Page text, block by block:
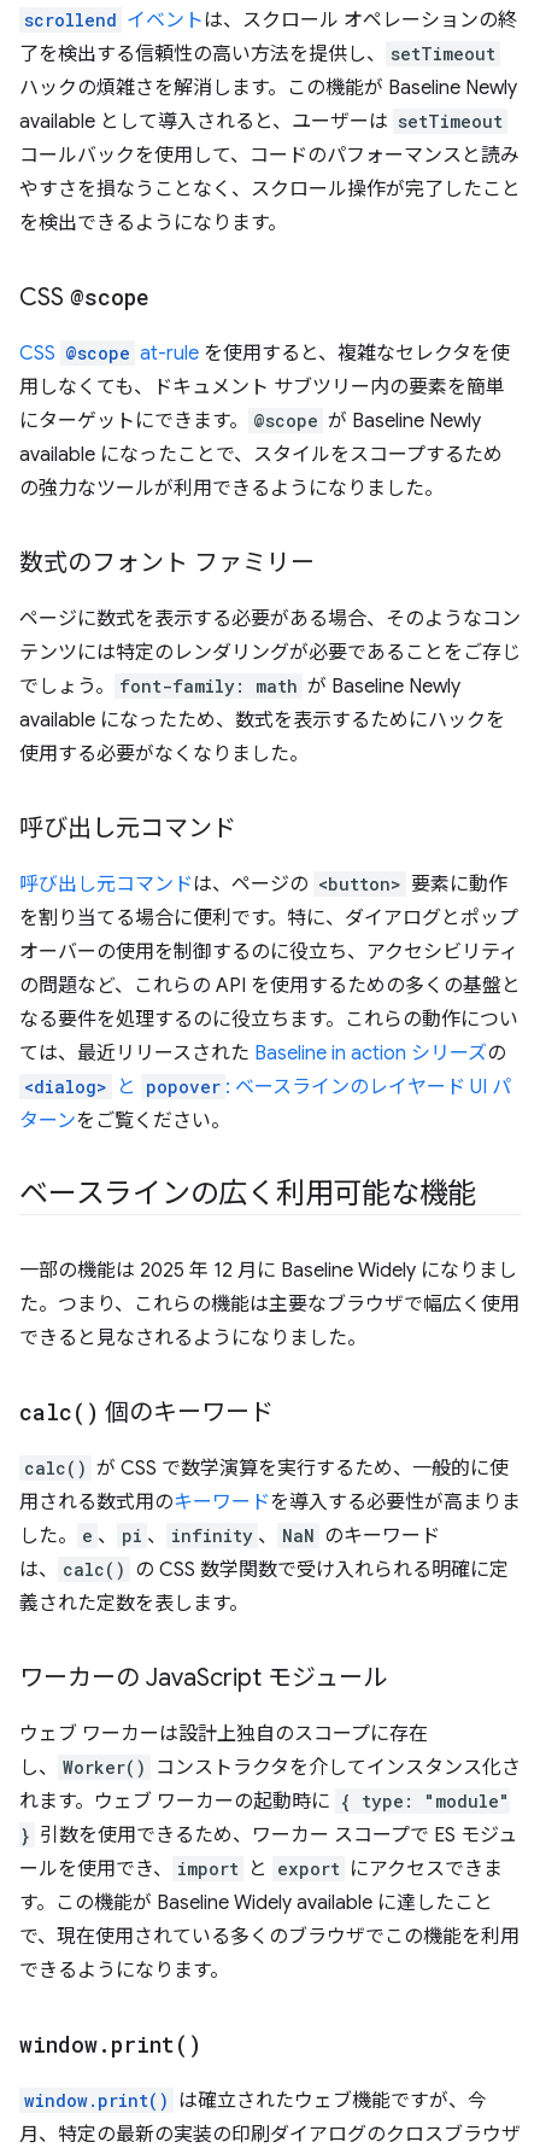
scrollend イベントは、スクロール オペレーションの終
了を検出する信頼性の高い方法を提供し、
setTimeout
ハックの煩雑さを解消します。この機能が Baseline Newly
available として導入されると、ユーザーは setTimeout
コールバックを使用して、コードのパフォーマンスと読み
やすさを損なうことなく、スクロール操作が完了したこと
を検出できるようになります。
CSS @scope
CSS @scope at-rule を使用すると、複雑なセレクタを使
用しなくても、ドキュメント サブツリー内の要素を簡単
にターゲットにできます。
@scope が Baseline Newly
available になったことで、スタイルをスコープするため
の強力なツールが利用できるようになりました。
数式のフォント ファミリー
ページに数式を表示する必要がある場合、そのようなコン
テンツには特定のレンダリングが必要であることをご存じ
でしょう。
font-family: math が Baseline Newly
available になったため、数式を表示するためにハックを
使用する必要がなくなりました。
呼び出し元コマンド
呼び出し元コマンドは、ページの <button> 要素に動作
を割り当てる場合に便利です。特に、ダイアログとポップ
オーバーの使用を制御するのに役立ち、アクセシビリティ
の問題など、これらの API を使用するための多くの基盤と
なる要件を処理するのに役立ちます。これらの動作につい
ては、最近リリースされた Baseline in action シリーズの
<dialog> と popover : ベースラインのレイヤード UI パ
ターンをご覧ください。
ベースラインの広く利用可能な機能
一部の機能は 2025 年 12 月に Baseline Widely になりまし
た。つまり、これらの機能は主要なブラウザで幅広く使用
できると見なされるようになりました。
calc( ) 個のキーワード
calc() が CSS で数学演算を実行するため、一般的に使
用される数式用のキーワードを導入する必要性が高まりま
した。
e 、 pi 、 infinity 、 NaN のキーワード
は、
calc() の CSS 数学関数で受け入れられる明確に定
義された定数を表します。
ワーカーの JavaScript モジュール
ウェブ ワーカーは設計上独自のスコープに存在
し、
Worker()
コンストラクタを介してインスタンス化さ
れます。ウェブ ワーカーの起動時に { type: "module"
} 引数を使用できるため、ワーカー スコープで ES モジュ
ールを使用でき、
import と export にアクセスできま
す。この機能が Baseline Widely available に達したこと
で、現在使用されている多くのブラウザでこの機能を利用
できるようになります。
window. print( )
window.print() は確立されたウェブ機能ですが、今
月、特定の最新の実装の印刷ダイアログのクロスブラウザ